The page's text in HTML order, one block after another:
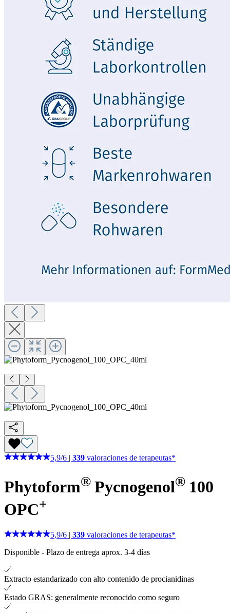
5,9/6 339 valoraciones de terapeutas*
Phytoform® Pycnogenol® 100
OPC+
5,9/6 | 339 valoraciones de terapeutas*
Disponible - Plazo de entrega aprox. 3-4 días
Extracto estandarizado con alto contenido de procianidinas
Estado GRAS: generalmente reconocido como seguro